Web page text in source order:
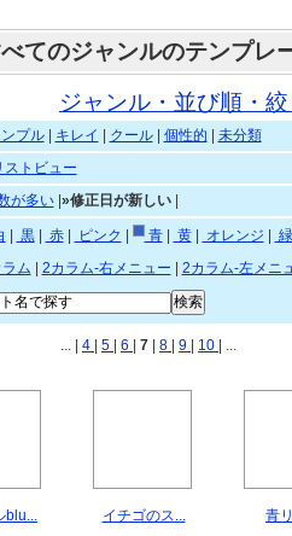
てのジャンルのテンプレ
ジャンル・並び順・
プル| キレイ クール| 個性的
未分類
ストビュー
が多い| »修正日が新しい|
黒| 赤| ピンク 青| 黄| オレンジ
緑
ム 2カラム-右メニュー
2カラム-左メニ
... | 4 5 6 7 8 9 10 | ...
blu... イチゴのス... 青